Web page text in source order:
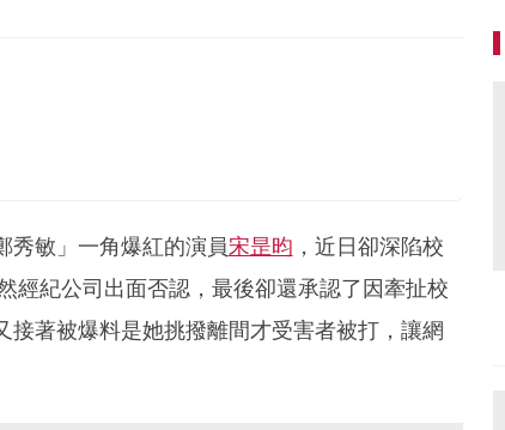
秀敏」一角爆紅的演員宋昰昀 ，近日卻深陷校
經紀公司出面否認，最後卻還承認了因牽扯校
著被爆料是她挑撥離間才受害者被打，讓網